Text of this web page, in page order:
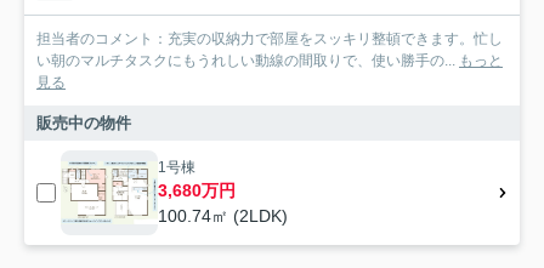
担当者のコメント：充実の収納力で部屋をスッキリ整頓できます。忙し
い朝のマルチタスクにもうれしい動線の間取りで、使い勝手の... もっと
見る
販売中の物件
1号棟
3,680万円
100.74㎡ (2LDK)